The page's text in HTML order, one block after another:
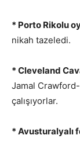
* Porto Rikolu
nikah tazeledi.
* Cleveland
Jamal
çalışıyorlar.
* Avusturalyalı